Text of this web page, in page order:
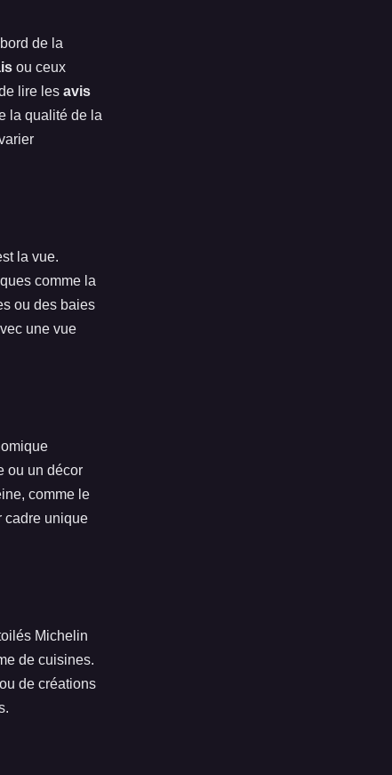
de la
ou ceux
lire les avis
la qualité de la
la vue.
comme la
ou des baies
une vue
ou un décor
comme le
cadre unique
Michelin
de cuisines.
de créations